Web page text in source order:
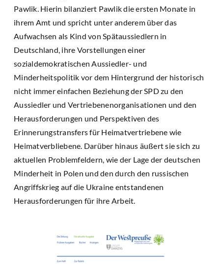
Pawlik. Hierin bilanziert Pawlik die ersten Monate in
ihrem Amt und spricht unter anderem über das
Aufwachsen als Kind von Spätaussiedlern in
Deutschland, ihre Vorstellungen einer
sozialdemokratischen Aussiedler- und
Minderheitspolitik vor dem Hintergrund der historisch
nicht immer einfachen Beziehung der SPD zu den
Aussiedler und Vertriebenenorganisationen und den
Herausforderungen und Perspektiven des
Erinnerungstransfers für Heimatvertriebene wie
Heimatverbliebene. Darüber hinaus äußert sie sich zu
aktuellen Problemfeldern, wie der Lage der deutschen
Minderheit in Polen und den durch den russischen
Angriffskrieg auf die Ukraine entstandenen
Herausforderungen für ihre Arbeit.